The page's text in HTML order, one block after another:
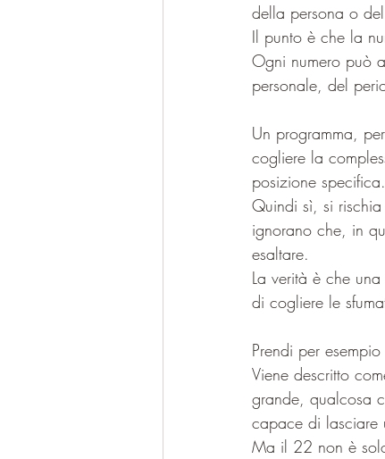
della persona o
Il punto è che la
Ogni numero può
personale, del
Un programma,
cogliere la
posizione specifica.
Quindi sì, si
ignorano che, in
esaltare.
La verità è che
di cogliere le
Prendi per
Viene descritto
grande, qualcosa
capace di lasciare
Ma il 22 non è